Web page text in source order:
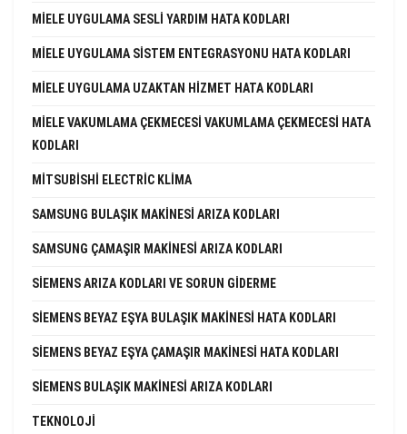
MIELE UYGULAMA SESLI YARDIM HATA KODLARI
MIELE UYGULAMA SISTEM ENTEGRASYONU HATA KODLARI
MIELE UYGULAMA UZAKTAN HIZMET HATA KODLARI
MIELE VAKUMLAMA ÇEKMECESI VAKUMLAMA ÇEKMECESI HATA
KODLARI
MITSUBISHI ELECTRIC KLIMA
SAMSUNG BULAŞIK MAKINESI ARIZA KODLARI
SAMSUNG ÇAMAŞIR MAKINESI ARIZA KODLARI
SIEMENS ARIZA KODLARI VE SORUN GIDERME
SIEMENS BEYAZ EŞYA BULAŞIK MAKINESI HATA KODLARI
SIEMENS BEYAZ EŞYA ÇAMAŞIR MAKINESI HATA KODLARI
SIEMENS BULAŞIK MAKINESI ARIZA KODLARI
TEKNOLOJI